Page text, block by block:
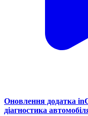
Оновлення додатка
діагностика